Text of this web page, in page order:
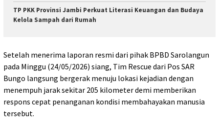
TP PKK Provinsi Jambi Perkuat Literasi Keuangan dan Budaya
Kelola Sampah dari Rumah
Setelah menerima laporan resmi dari pihak BPBD Sarolangun
pada Minggu (24/05/2026) siang, Tim Rescue dari Pos SAR
Bungo langsung bergerak menuju lokasi kejadian dengan
menempuh jarak sekitar 205 kilometer demi memberikan
respons cepat penanganan kondisi membahayakan manusia
tersebut.